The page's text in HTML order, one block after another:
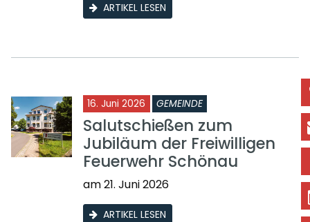
ARTIKEL LESEN
16. Juni 2026 GEMEINDE
Salutschießen zum
Jubiläum der Freiwilligen
Feuerwehr Schönau
am 21. Juni 2026
ARTIKEL LESEN